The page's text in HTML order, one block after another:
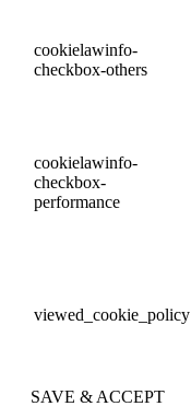
cookielawinfo-
checkbox-others
cookielawinfo-
checkbox-
performance
viewed_cookie_policy
SAVE & ACCEPT